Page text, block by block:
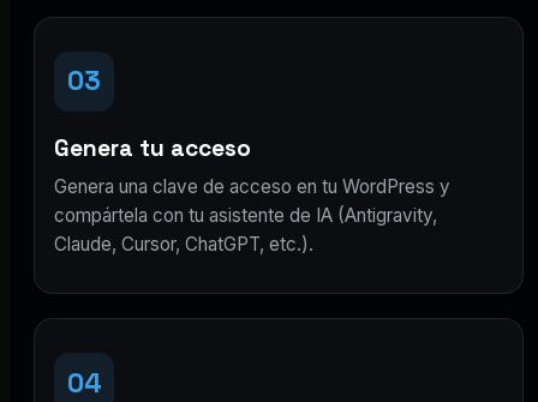
03
Genera tu acceso
Genera una clave de acceso en tu WordPress y
compártela con tu asistente de IA (Antigravity,
Claude, Cursor, ChatGPT, etc.).
04